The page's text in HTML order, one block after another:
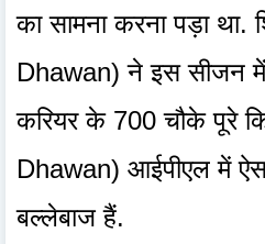
का सामना करना पड़ा
Dhawan) ने इस सीजन
करियर के 700 चौके पूरे
Dhawan) आईपीएल में
बल्लेबाज हैं.